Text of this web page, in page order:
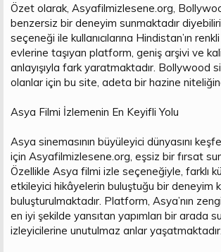
Özet olarak, Asyafilmizlesene.org,
benzersiz bir deneyim sunmaktadır
seçeneği ile kullanıcılarına Hindistan’ın renkli
evlerine taşıyan platform, geniş arşivi ve
anlayışıyla fark yaratmaktadır. Bollywood
olanlar için bu site, adeta bir hazine
Asya Filmi İzlemenin En Keyifli Yolu
Asya sinemasının büyüleyici dünyasını
için Asyafilmizlesene.org, eşsiz bir fırsat
Özellikle Asya filmi izle seçeneğiyle, farklı
etkileyici hikâyelerin buluştuğu bir deneyim
buluşturulmaktadır. Platform, Asya’nın
en iyi şekilde yansıtan yapımları bir arada
izleyicilerine unutulmaz anlar yaşatmaktadır.